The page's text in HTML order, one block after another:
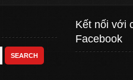
Kết nối với
Facebook